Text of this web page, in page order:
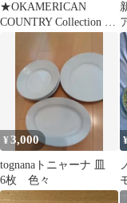
★OKAMERICAN
COUNTRY Collection 皿
¥3,000
tognanaトニャーナ 皿
6枚 色々